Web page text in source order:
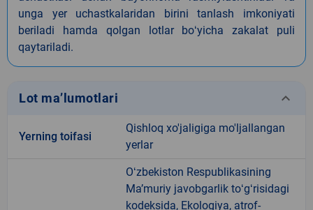
unga yer uchastkalaridan birini tanlash imkoniyati
beriladi hamda qolgan lotlar boʻyicha zakalat puli
qaytariladi.
Lot ma’lumotlari keyboard_arrow_down
Yerning toifasi
Qishloq xo'jaligiga mo'ljallangan
yerlar
Oʻzbekiston Respublikasining
Maʼmuriy javobgarlik toʻgʻrisidagi
kodeksida, Ekologiya, atrof-